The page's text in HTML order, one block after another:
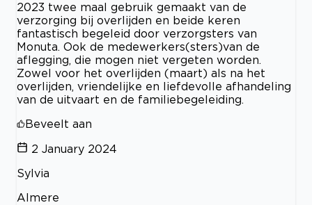
2023 twee maal gebruik gemaakt van de
verzorging bij overlijden en beide keren
fantastisch begeleid door verzorgsters van
Monuta. Ook de medewerkers(sters)van de
aflegging, die mogen niet vergeten worden.
Zowel voor het overlijden (maart) als na het
overlijden, vriendelijke en liefdevolle afhandeling
van de uitvaart en de familiebegeleiding.
Beveelt aan
2 January 2024
Sylvia
Almere